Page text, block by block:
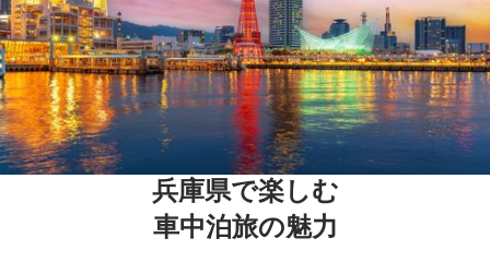
兵庫県で楽しむ
車中泊旅の魅力